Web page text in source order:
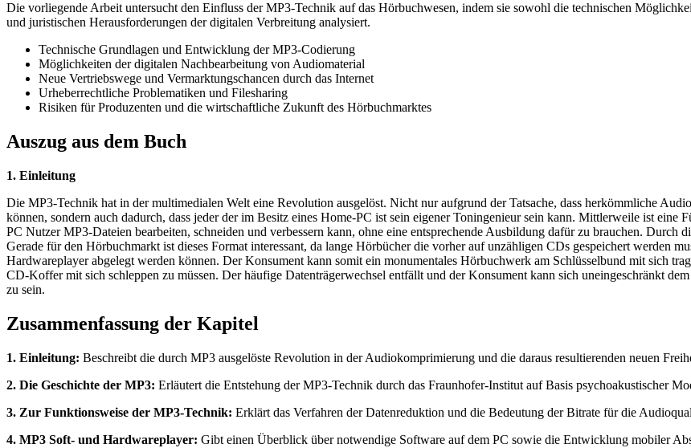
Die vorliegende Arbeit untersucht den Einfluss der MP3-Technik auf das Hörbuchwesen, indem sie sowohl die technischen
und juristischen Herausforderungen der digitalen Verbreitung analysiert.
Technische Grundlagen und Entwicklung der MP3-Codierung
Möglichkeiten der digitalen Nachbearbeitung von Audiomaterial
Neue Vertriebswege und Vermarktungschancen durch das Internet
Urheberrechtliche Problematiken und Filesharing
Risiken für Produzenten und die wirtschaftliche Zukunft des Hörbuchmarktes
Auszug aus dem Buch
1. Einleitung
Die MP3-Technik hat in der multimedialen Welt eine Revolution ausgelöst. Nicht nur aufgrund der Tatsache, dass herkömmliche
können, sondern auch dadurch, dass jeder der im Besitz eines Home-PC ist sein eigener Toningenieur sein kann. Mittlerweile ist
PC Nutzer MP3-Dateien bearbeiten, schneiden und verbessern kann, ohne eine entsprechende Ausbildung dafür zu brauchen.
Gerade für den Hörbuchmarkt ist dieses Format interessant, da lange Hörbücher die vorher auf unzähligen CDs gespeichert werden
Hardwareplayer abgelegt werden können. Der Konsument kann somit ein monumentales Hörbuchwerk am Schlüsselbund mit sich
CD-Koffer mit sich schleppen zu müssen. Der häufige Datenträgerwechsel entfällt und der Konsument kann sich uneingeschränkt
zu sein.
Zusammenfassung der Kapitel
1. Einleitung: Beschreibt die durch MP3 ausgelöste Revolution in der Audiokomprimierung und die daraus resultierenden neuen
2. Die Geschichte der MP3: Erläutert die Entstehung der MP3-Technik durch das Fraunhofer-Institut auf Basis psychoakustischer
3. Zur Funktionsweise der MP3-Technik: Erklärt das Verfahren der Datenreduktion und die Bedeutung der Bitrate für die
4. MP3 Soft- und Hardwareplayer: Gibt einen Überblick über notwendige Software auf dem PC sowie die Entwicklung mobiler